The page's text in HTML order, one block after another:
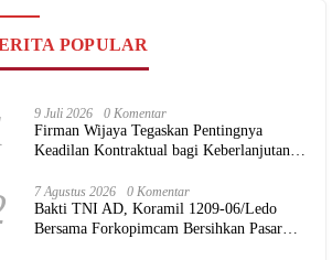
POPULAR
9 Juli 2026 0 Komentar
Firman Wijaya Tegaskan Pentingnya
Keadilan Kontraktual bagi Keberlanjutan
7 Agustus 2026 0 Komentar
Bakti TNI AD, Koramil 1209-06/Ledo
Bersama Forkopimcam Bersihkan Pasar